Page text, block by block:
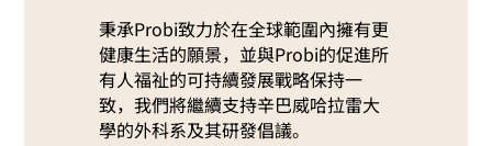
秉承Probi致力於在全球範圍內擁有更
健康生活的願景，並與Probi的促進所
有人福祉的可持續發展戰略保持一
致，我們將繼續支持辛巴威哈拉雷大
學的外科系及其研發倡議。